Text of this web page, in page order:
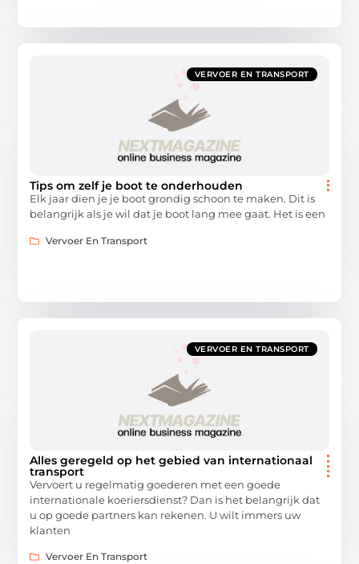
VERVOER EN TRANSPORT
Tips om zelf je boot te onderhouden
Elk jaar dien je je boot grondig schoon te maken. Dit is
belangrijk als je wil dat je boot lang mee gaat. Het is een
Vervoer En Transport
VERVOER EN TRANSPORT
Alles geregeld op het gebied van internationaal
transport
Vervoert u regelmatig goederen met een goede
internationale koeriersdienst? Dan is het belangrijk dat
u op goede partners kan rekenen. U wilt immers uw
klanten
Vervoer En Transport